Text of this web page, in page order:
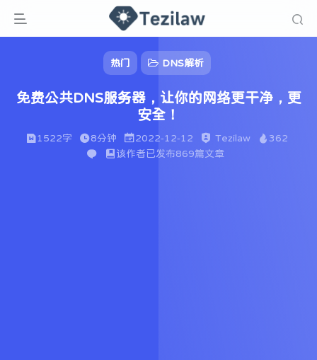
热门 DNS解析
免费公共DNS服务器，让你的网络更干净，更
安全！
1522字 8分钟 2022-12-12 Tezilaw
362
该作者已发布869篇文章